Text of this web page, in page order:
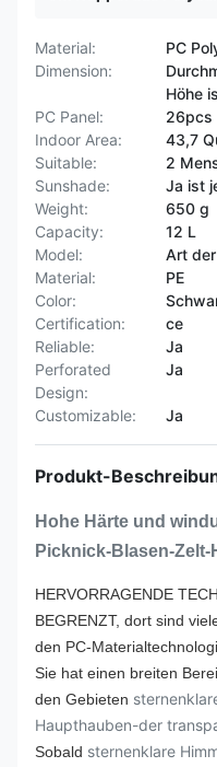
Material:
PC
Dimension:
Höhe
PC Panel:
26pcs
Indoor Area:
43,7
Suitable:
2
Sunshade:
Ja ist
Weight:
650 g
Capacity:
12 L
Model:
Art der
Material:
PE
Color:
Certification:
ce
Reliable:
Ja
Perforated
Design:
Ja
Customizable: Ja
Produkt-
Hohe Härte und
Picknick-Blasen-
HERVORRAGENDE
BEGRENZT, dort sind
den PC-
Sie hat einen breiten
den Gebieten
Haupthauben-der
Sobald sternenklare